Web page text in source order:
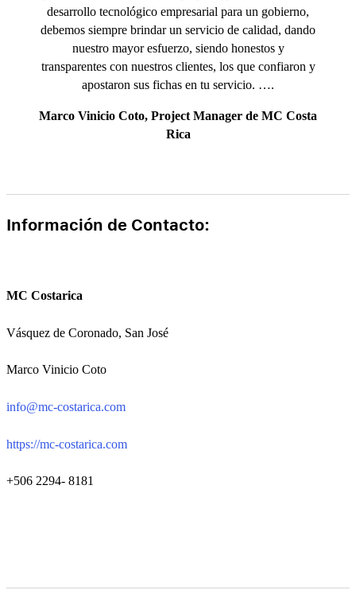
desarrollo tecnológico empresarial para un gobierno,
debemos siempre brindar un servicio de calidad, dando
nuestro mayor esfuerzo, siendo honestos y
transparentes con nuestros clientes, los que confiaron y
apostaron sus fichas en tu servicio. ….
Marco Vinicio Coto, Project Manager de MC Costa
Rica
Información de Contacto:
MC Costarica
Vásquez de Coronado, San José
Marco Vinicio Coto
info@mc-costarica.com
https://mc-costarica.com
+506 2294- 8181